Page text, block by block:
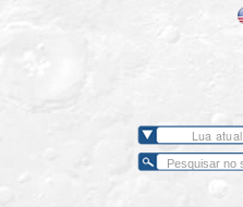
Lua atual